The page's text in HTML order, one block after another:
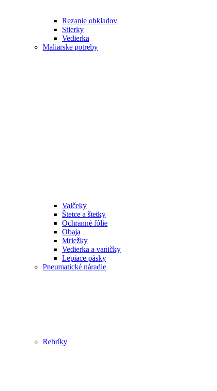
Rezanie obkladov
Stierky
Vedierka
Maliarske potreby
Valčeky
Štetce a štetky
Ochranné fólie
Obaja
Mriežky
Vedierka a vaničky
Lepiace pásky
Pneumatické náradie
Rebríky